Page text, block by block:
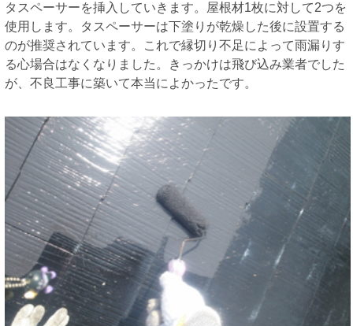
タスペーサーを挿入していきます。屋根材1枚に対して2つを
使用します。タスペーサーは下塗りが乾燥した後に設置する
のが推奨されています。これで縁切り不足によって雨漏りす
る心場合はなくなりました。きっかけは飛び込み業者でした
が、不良工事に築いて本当によかったです。